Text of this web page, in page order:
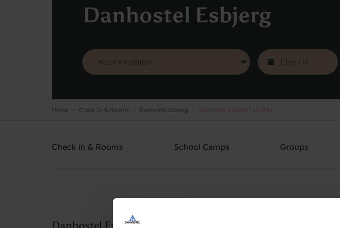
Danhostel Esbjerg
Home Check In & Rooms Danhostel Esbjerg
Check in & Rooms School Camps Groups
Danhostel Esbjerg facilities